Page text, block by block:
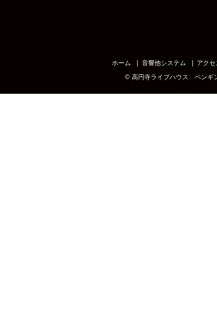
ホーム 音響他システム
アクセ
© 高円寺ライブハウス ペンギ